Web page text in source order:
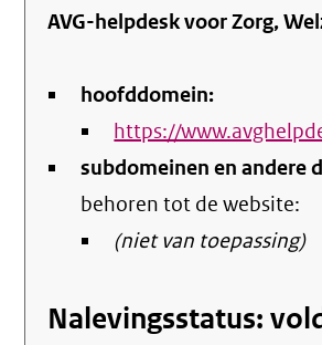
AVG-helpdesk voor Zorg,
hoofddomein:
https://
subdomeinen en andere
behoren tot de website:
(niet van toepassing)
Nalevingsstatus: